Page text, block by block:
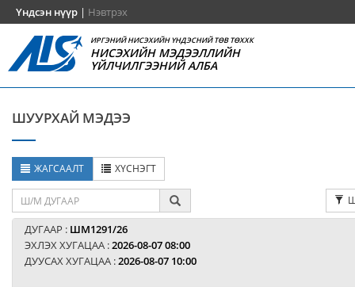
Үндсэн нүүр | Нэвтрэх
ИРГЭНИЙ НИСЭХИЙН ҮНДЭСНИЙ ТӨВ ТӨХХК
НИСЭХИЙН МЭДЭЭЛЛИЙН
ҮЙЛЧИЛГЭЭНИЙ АЛБА
ШУУРХАЙ МЭДЭЭ
ЖАГСААЛТ ХҮСНЭГТ
ДУГААР : ШМ1291/26
ЭХЛЭХ ХУГАЦАА :2026-08-07 08:00
ДУУСАХ ХУГАЦАА :2026-08-07 10:00